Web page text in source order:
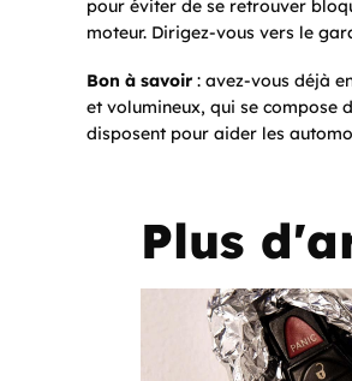
pour éviter de se retrouver
moteur. Dirigez-vous vers le
Bon à savoir : avez-vous déjà
et volumineux, qui se compose
disposent pour aider les
Plus